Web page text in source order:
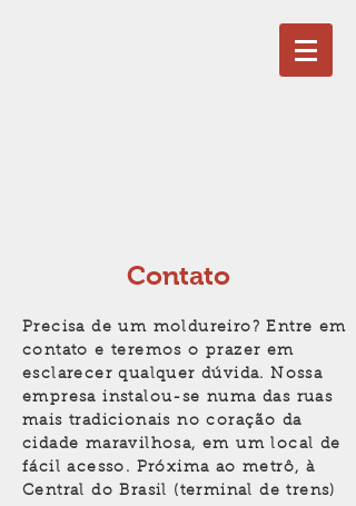
Contato
Precisa de um moldureiro? Entre em
contato e teremos o prazer em
esclarecer qualquer dúvida. Nossa
empresa instalou-se numa das ruas
mais tradicionais no coração da
cidade maravilhosa, em um local de
fácil acesso. Próxima ao metrô, à
Central do Brasil (terminal de trens)